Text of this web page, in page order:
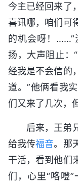
今主已经回来了
喜讯哪，咱们可
的机会呀！……”
扬，大声阻止：
经我是不会信的
道。”他俩看我
们又来了几次，
后来，王弟
给我传福音。那
干活，看到他们
们，心里“咯噔